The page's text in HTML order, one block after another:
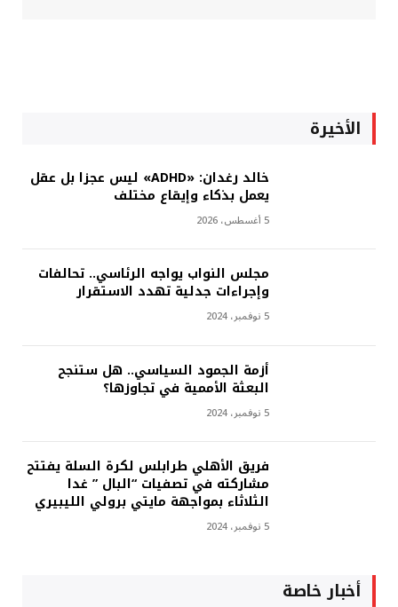
الأخيرة
خالد رغدان: «ADHD» ليس عجزا بل عقل
يعمل بذكاء وإيقاع مختلف
5 أغسطس، 2026
مجلس النواب يواجه الرئاسي.. تحالفات
وإجراءات جدلية تهدد الاستقرار
5 نوفمبر، 2024
أزمة الجمود السياسي.. هل ستنجح
البعثة الأممية في تجاوزها؟
5 نوفمبر، 2024
فريق الأهلي طرابلس لكرة السلة يفتتح
مشاركته في تصفيات “البال ” غدا
الثلاثاء بمواجهة مايتي برولي الليبيري
5 نوفمبر، 2024
أخبار خاصة